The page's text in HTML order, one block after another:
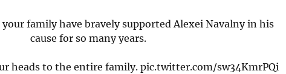
your family have bravely supported Alexei Navalny in his
cause for so many years.
heads to the entire family.pic.twitter.com/sw34KmrPQi